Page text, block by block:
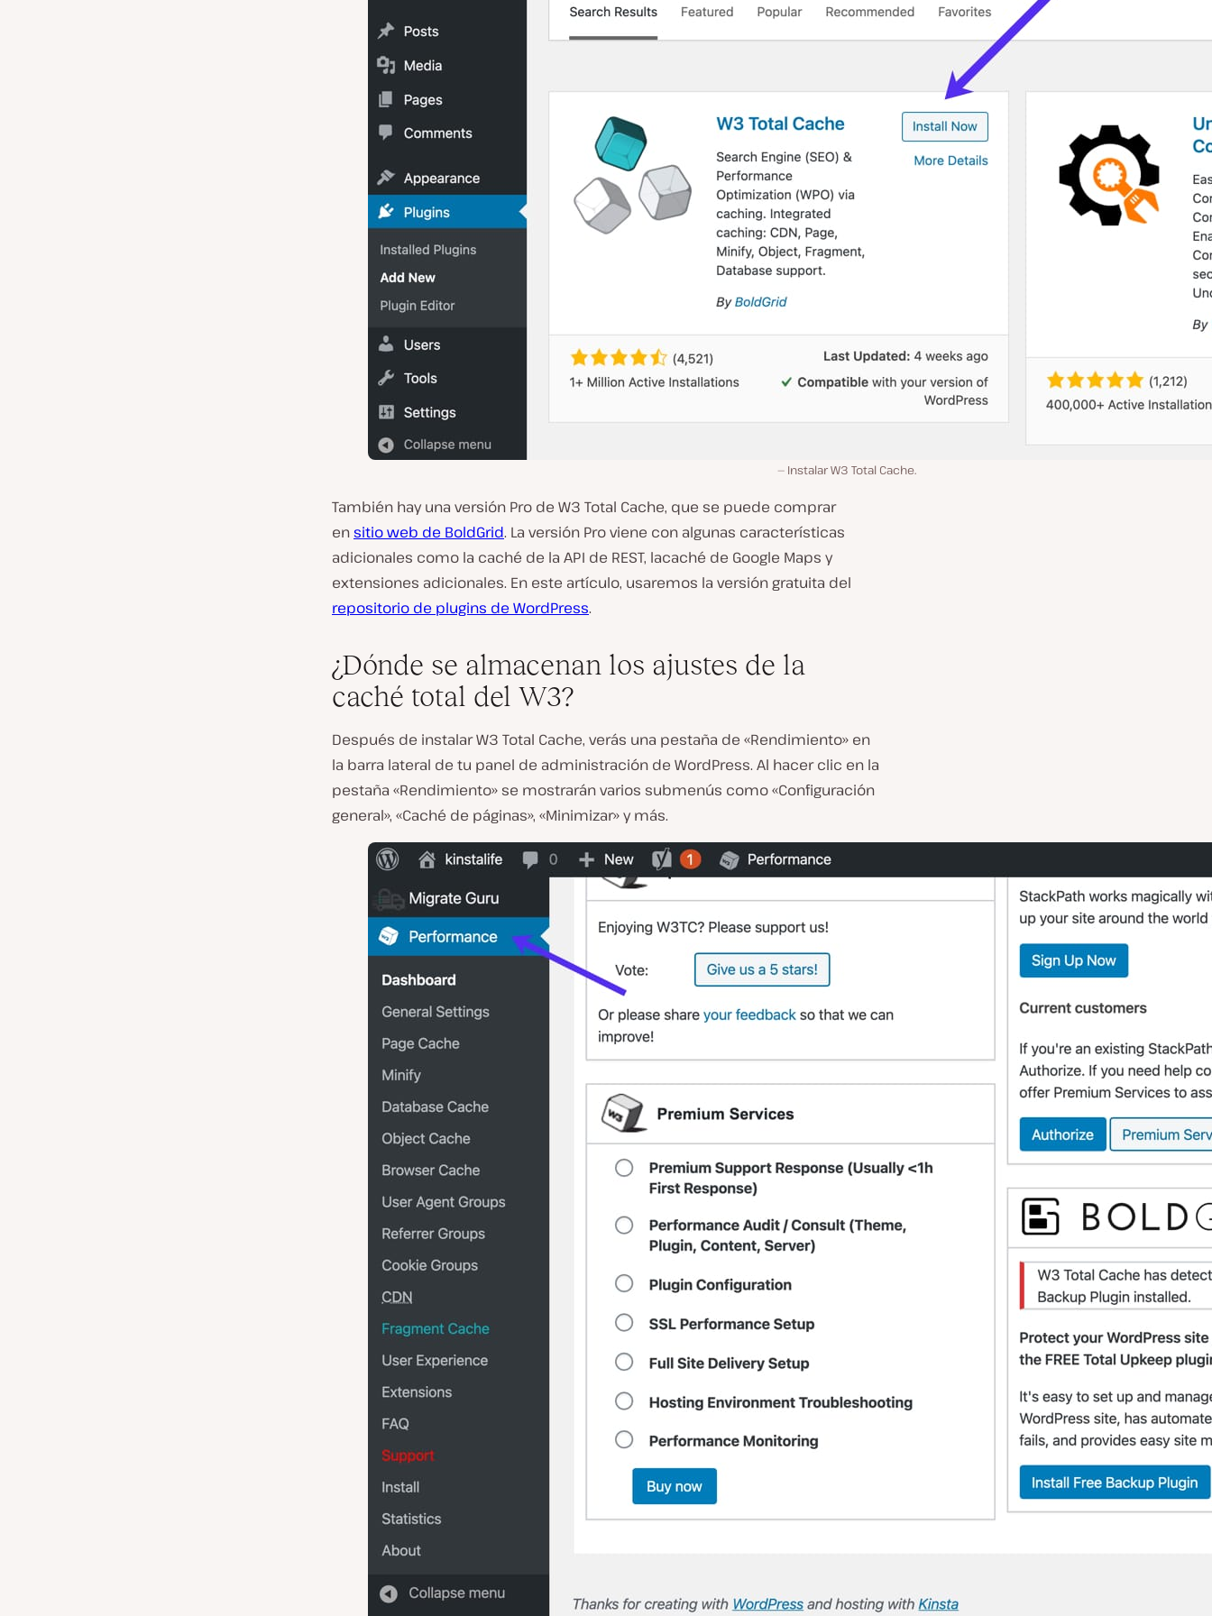
Instalar W3 Total Cache.
También hay una versión Pro de W3 Total Cache, que se puede comprar
ensitio web de BoldGrid. La versión Pro viene con algunas características
adicionales como la caché de la API de REST, lacaché de Google Maps y
extensiones adicionales. En este artículo, usaremos la versión gratuita del
repositorio de plugins de WordPress.
¿Dónde se almacenan los ajustes de la
caché total del W3?
Después de instalar W3 Total Cache, verás una pestaña de «Rendimiento» en
la barra lateral de tu panel de administración de WordPress. Al hacer clic en la
pestaña «Rendimiento» se mostrarán varios submenús como «Configuración
general», «Caché de páginas», «Minimizar» y más.